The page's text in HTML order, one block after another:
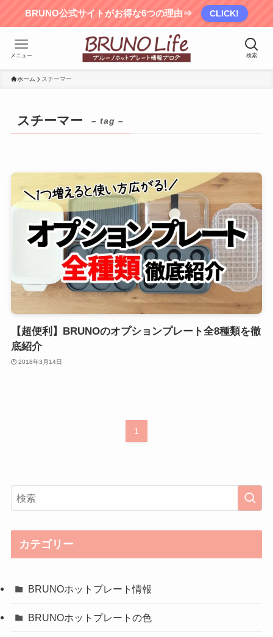
BRUNO公式サイトがお得な6つの理由⇒ CLICK!
検索
メニュー
ホーム スチーマー
スチーマー – tag –
【超便利】BRUNOのオプションプレート全8種類を徹
底紹介
2018年3月14日
1
カテゴリー
BRUNOホットプレート情報
BRUNOホットプレートの色